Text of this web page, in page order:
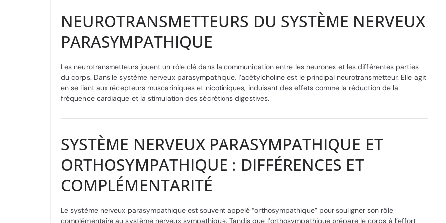
NEUROTRANSMETTEURS DU SYSTÈME NERVEUX
PARASYMPATHIQUE
Les neurotransmetteurs jouent un rôle clé dans la communication entre les neurones et les différentes parties
du corps. Dans le système nerveux parasympathique, l’acétylcholine est le principal neurotransmetteur. Elle agit
en se liant aux récepteurs muscariniques et nicotiniques, induisant des effets comme la réduction de la
fréquence cardiaque et la stimulation des sécrétions digestives.
SYSTÈME NERVEUX PARASYMPATHIQUE ET
ORTHOSYMPATHIQUE : DIFFÉRENCES ET
COMPLÉMENTARITÉ
Le système nerveux parasympathique est souvent appelé “orthosympathique” pour souligner son rôle
complémentaire au système nerveux sympathique. Tandis que l’orthosympathique prépare le corps à l’effort